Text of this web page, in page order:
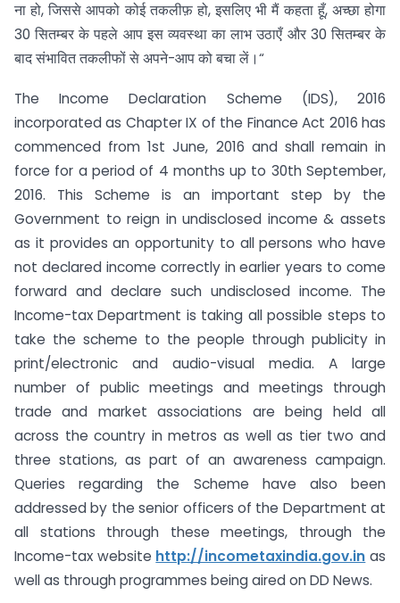
ना हो, जिससे आपको कोई तकलीफ़ हो, इसलिए भी मैं कहता हूँ, अच्छा होगा
30 सितम्बर के पहले आप इस व्यवस्था का लाभ उठाएँ और 30 सितम्बर के
बाद संभावित तकलीफों से अपने-आप को बचा लें।“
The Income Declaration Scheme (IDS), 2016
incorporated as Chapter IX of the Finance Act 2016 has
commenced from 1st June, 2016 and shall remain in
force for a period of 4 months up to 30th September,
2016. This Scheme is an important step by the
Government to reign in undisclosed income & assets
as it provides an opportunity to all persons who have
not declared income correctly in earlier years to come
forward and declare such undisclosed income. The
Income-tax Department is taking all possible steps to
take the scheme to the people through publicity in
print/electronic and audio-visual media. A large
number of public meetings and meetings through
trade and market associations are being held all
across the country in metros as well as tier two and
three stations, as part of an awareness campaign.
Queries regarding the Scheme have also been
addressed by the senior officers of the Department at
all stations through these meetings, through the
Income-tax website http://incometaxindia.gov.in as
well as through programmes being aired on DD News.